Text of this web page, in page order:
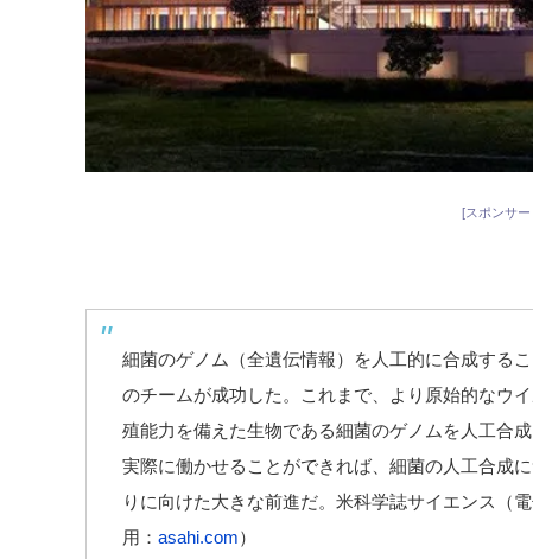
[スポンサ
細菌のゲノム（全遺伝情報）を人工的に合成する
のチームが成功した。これまで、より原始的なウ
殖能力を備えた生物である細菌のゲノムを人工合
実際に働かせることができれば、細菌の人工合成
りに向けた大きな前進だ。米科学誌サイエンス（
用： asahi.com）